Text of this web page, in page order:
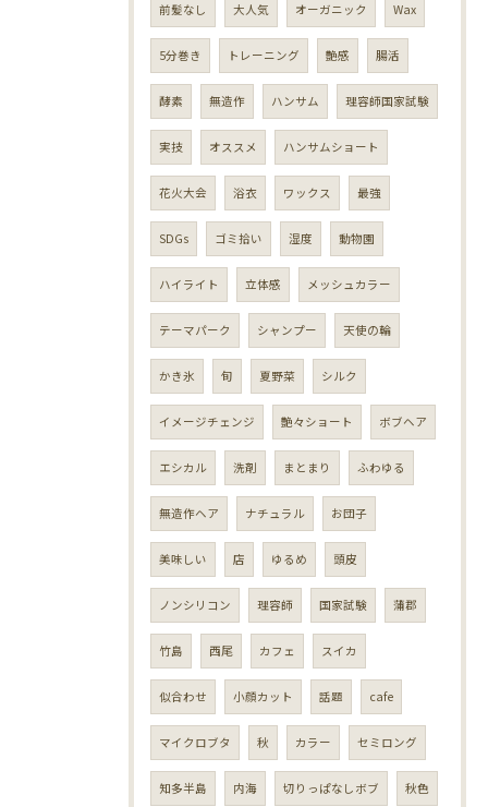
前髪なし 大人気 オーガニック Wax
5分巻き トレーニング 艶感 腸活
酵素 無造作 ハンサム 理容師国家試験
実技 オススメ ハンサムショート
花火大会 浴衣 ワックス 最強
SDGs ゴミ拾い 湿度 動物園
ハイライト 立体感 メッシュカラー
テーマパーク シャンプー 天使の輪
かき氷 旬 夏野菜 シルク
イメージチェンジ 艶々ショート ボブヘア
エシカル 洗剤 まとまり ふわゆる
無造作ヘア ナチュラル お団子
美味しい 店 ゆるめ 頭皮
ノンシリコン 理容師 国家試験 蒲郡
竹島 西尾 カフェ スイカ
似合わせ 小顔カット 話題 cafe
マイクロブタ 秋 カラー セミロング
知多半島 内海 切りっぱなしボブ 秋色